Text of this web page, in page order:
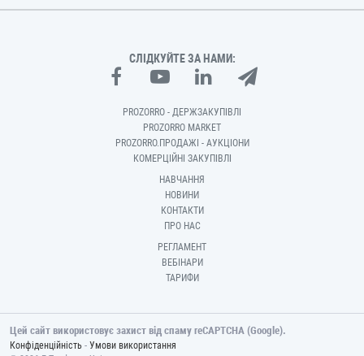
СЛІДКУЙТЕ ЗА НАМИ:
PROZORRO - ДЕРЖЗАКУПІВЛІ
PROZORRO MARKET
PROZORRO.ПРОДАЖІ - АУКЦІОНИ
КОМЕРЦІЙНІ ЗАКУПІВЛІ
НАВЧАННЯ
НОВИНИ
КОНТАКТИ
ПРО НАС
РЕГЛАМЕНТ
ВЕБІНАРИ
ТАРИФИ
Цей сайт використовує захист від спаму reCAPTCHA (Google).
Конфіденційність - Умови використання